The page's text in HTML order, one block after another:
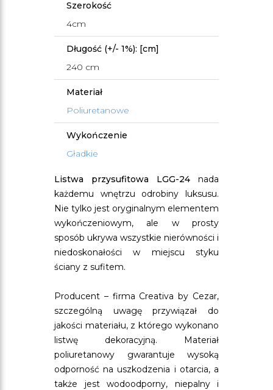
Szerokość
4cm
Długość (+/- 1%): [cm]
240 cm
Materiał
Poliuretanowe
Wykończenie
Gładkie
Listwa przysufitowa LGG-24 nada
każdemu wnętrzu odrobiny luksusu.
Nie tylko jest oryginalnym elementem
wykończeniowym, ale w prosty
sposób ukrywa wszystkie nierówności i
niedoskonałości w miejscu styku
ściany z sufitem.
Producent – firma Creativa by Cezar,
szczególną uwagę przywiązał do
jakości materiału, z którego wykonano
listwę dekoracyjną. Materiał
poliuretanowy gwarantuje wysoką
odporność na uszkodzenia i otarcia, a
także jest wodoodporny, niepalny i